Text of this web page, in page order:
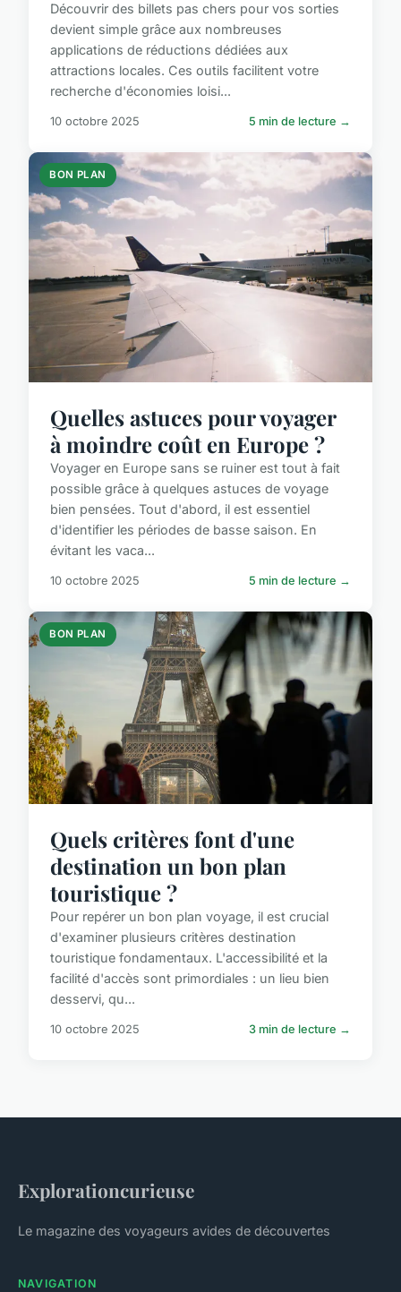
Découvrir des billets pas chers pour vos sorties
devient simple grâce aux nombreuses
applications de réductions dédiées aux
attractions locales. Ces outils facilitent votre
recherche d'économies loisi...
10 octobre 2025 5 min de lecture →
BON PLAN
Quelles astuces pour voyager
à moindre coût en Europe ?
Voyager en Europe sans se ruiner est tout à fait
possible grâce à quelques astuces de voyage
bien pensées. Tout d'abord, il est essentiel
d'identifier les périodes de basse saison. En
évitant les vaca...
10 octobre 2025 5 min de lecture →
BON PLAN
Quels critères font d'une
destination un bon plan
touristique ?
Pour repérer un bon plan voyage, il est crucial
d'examiner plusieurs critères destination
touristique fondamentaux. L'accessibilité et la
facilité d'accès sont primordiales : un lieu bien
desservi, qu...
10 octobre 2025 3 min de lecture →
Explorationcurieuse
Le magazine des voyageurs avides de découvertes
NAVIGATION